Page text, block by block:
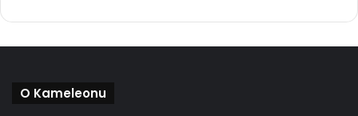
O Kameleonu